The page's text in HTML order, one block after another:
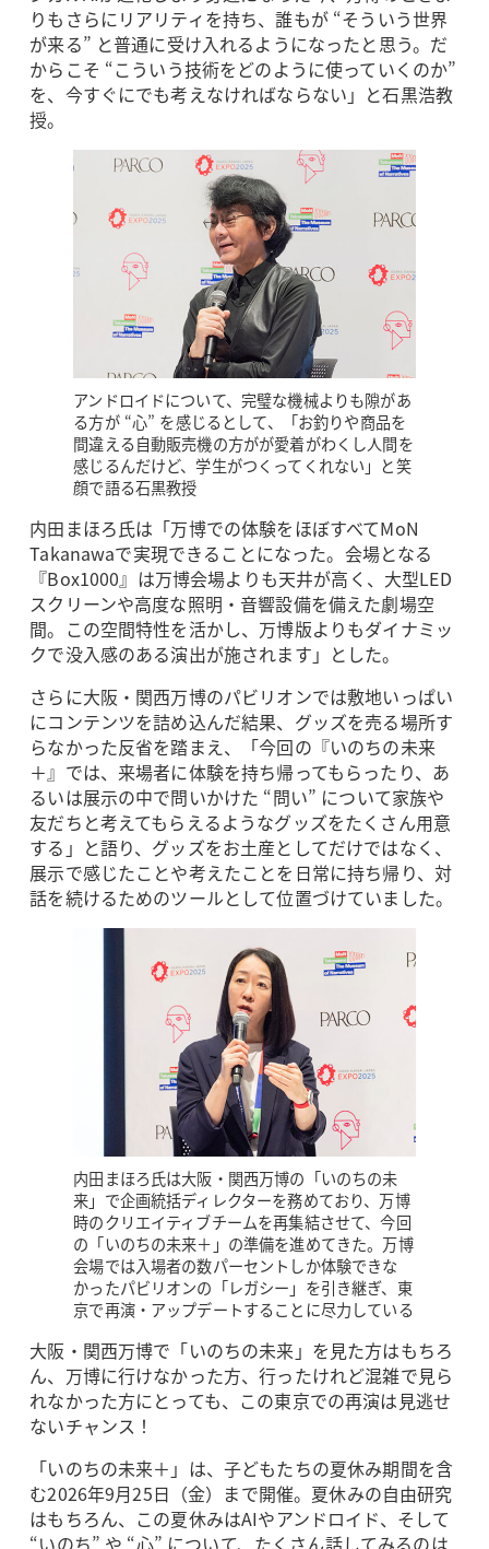
りもさらにリアリティを持ち、誰もが “そういう世界
が来る” と普通に受け入れるようになったと思う。だ
からこそ “こういう技術をどのように使っていくのか”
を、今すぐにでも考えなければならない」と石黒浩教
授。
アンドロイドについて、完璧な機械よりも隙があ
る方が “心” を感じるとして、「お釣りや商品を
間違える自動販売機の方がが愛着がわくし人間を
感じるんだけど、学生がつくってくれない」と笑
顔で語る石黒教授
内田まほろ氏は「万博での体験をほぼすべてMoN
Takanawaで実現できることになった。会場となる
『Box1000』は万博会場よりも天井が高く、大型LED
スクリーンや高度な照明・音響設備を備えた劇場空
間。この空間特性を活かし、万博版よりもダイナミッ
クで没入感のある演出が施されます」とした。
さらに大阪・関西万博のパビリオンでは敷地いっぱい
にコンテンツを詰め込んだ結果、グッズを売る場所す
らなかった反省を踏まえ、「今回の『いのちの未来
＋』では、来場者に体験を持ち帰ってもらったり、あ
るいは展示の中で問いかけた “問い” について家族や
友だちと考えてもらえるようなグッズをたくさん用意
する」と語り、グッズをお土産としてだけではなく、
展示で感じたことや考えたことを日常に持ち帰り、対
話を続けるためのツールとして位置づけていました。
内田まほろ氏は大阪・関西万博の「いのちの未
来」で企画統括ディレクターを務めており、万博
時のクリエイティブチームを再集結させて、今回
の「いのちの未来＋」の準備を進めてきた。万博
会場では入場者の数パーセントしか体験できな
かったパビリオンの「レガシー」を引き継ぎ、東
京で再演・アップデートすることに尽力している
大阪・関西万博で「いのちの未来」を見た方はもちろ
ん、万博に行けなかった方、行ったけれど混雑で見ら
れなかった方にとっても、この東京での再演は見逃せ
ないチャンス！
「いのちの未来＋」は、子どもたちの夏休み期間を含
む2026年9月25日（金）まで開催。夏休みの自由研究
はもちろん、この夏休みはAIやアンドロイド、そして
“いのち” や “心” について、たくさん話してみるのは